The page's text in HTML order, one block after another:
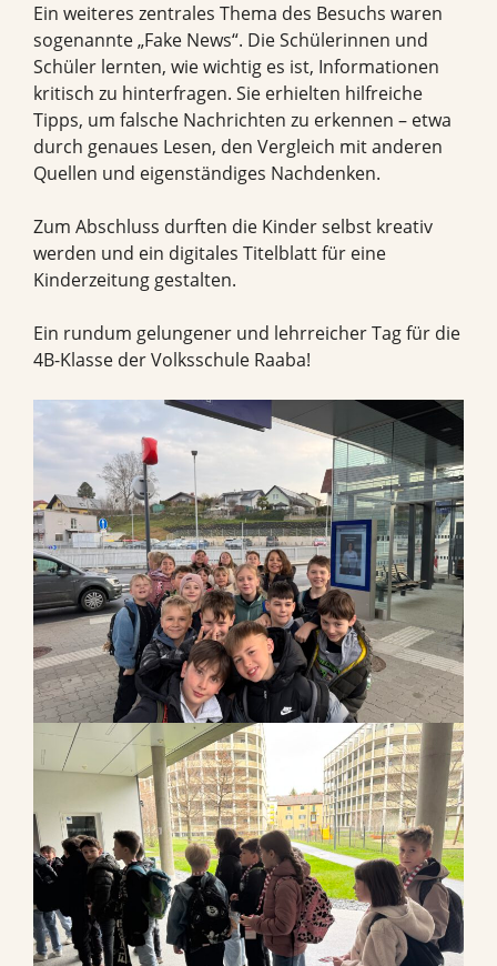
Ein weiteres zentrales Thema des Besuchs waren
sogenannte „Fake News“. Die Schülerinnen und
Schüler lernten, wie wichtig es ist, Informationen
kritisch zu hinterfragen. Sie erhielten hilfreiche
Tipps, um falsche Nachrichten zu erkennen – etwa
durch genaues Lesen, den Vergleich mit anderen
Quellen und eigenständiges Nachdenken.
Zum Abschluss durften die Kinder selbst kreativ
werden und ein digitales Titelblatt für eine
Kinderzeitung gestalten.
Ein rundum gelungener und lehrreicher Tag für die
4B-Klasse der Volksschule Raaba!